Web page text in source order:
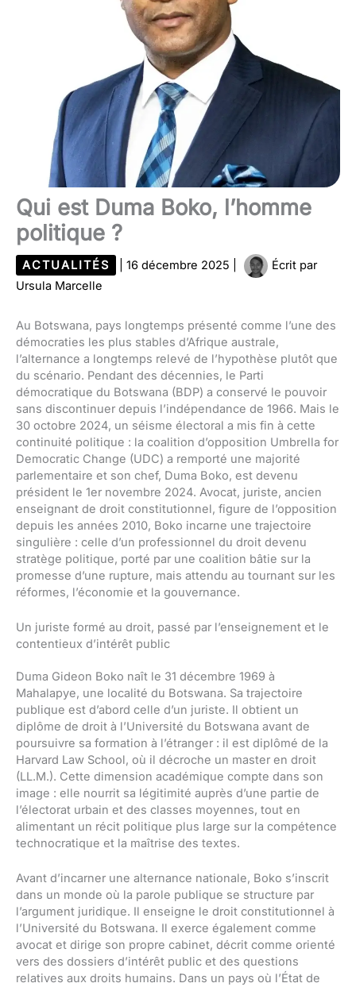
Qui est Duma Boko, l’homme
politique ?
ACTUALITÉS 16 décembre 2025
Écrit par
Ursula Marcelle
Au Botswana, pays longtemps présenté comme l’une des
démocraties les plus stables d’Afrique australe,
l’alternance a longtemps relevé de l’hypothèse plutôt que
du scénario. Pendant des décennies, le Parti
démocratique du Botswana (BDP) a conservé le pouvoir
sans discontinuer depuis l’indépendance de 1966. Mais le
30 octobre 2024, un séisme électoral a mis fin à cette
continuité politique : la coalition d’opposition Umbrella for
Democratic Change (UDC) a remporté une majorité
parlementaire et son chef, Duma Boko, est devenu
président le 1er novembre 2024. Avocat, juriste, ancien
enseignant de droit constitutionnel, figure de l’opposition
depuis les années 2010, Boko incarne une trajectoire
singulière : celle d’un professionnel du droit devenu
stratège politique, porté par une coalition bâtie sur la
promesse d’une rupture, mais attendu au tournant sur les
réformes, l’économie et la gouvernance.
Un juriste formé au droit, passé par l’enseignement et le
contentieux d’intérêt public
Duma Gideon Boko naît le 31 décembre 1969 à
Mahalapye, une localité du Botswana. Sa trajectoire
publique est d’abord celle d’un juriste. Il obtient un
diplôme de droit à l’Université du Botswana avant de
poursuivre sa formation à l’étranger : il est diplômé de la
Harvard Law School, où il décroche un master en droit
(LL.M.). Cette dimension académique compte dans son
image : elle nourrit sa légitimité auprès d’une partie de
l’électorat urbain et des classes moyennes, tout en
alimentant un récit politique plus large sur la compétence
technocratique et la maîtrise des textes.
Avant d’incarner une alternance nationale, Boko s’inscrit
dans un monde où la parole publique se structure par
l’argument juridique. Il enseigne le droit constitutionnel à
l’Université du Botswana. Il exerce également comme
avocat et dirige son propre cabinet, décrit comme orienté
vers des dossiers d’intérêt public et des questions
relatives aux droits humains. Dans un pays où l’État de